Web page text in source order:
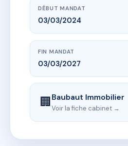
DÉBUT MANDAT
03/03/2024
FIN MANDAT
03/03/2027
🏢Baubaut Immobilier
Voir la fiche cabinet →